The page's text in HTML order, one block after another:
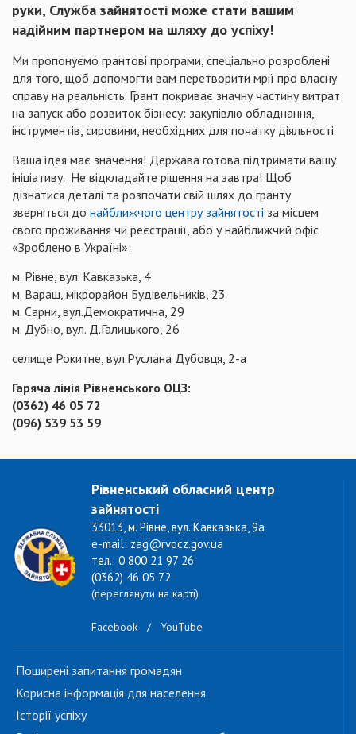
руки, Служба зайнятості може стати вашим
надійним партнером на шляху до успіху!
Ми пропонуємо грантові програми, спеціально розроблені
для того, щоб допомогти вам перетворити мрії про власну
справу на реальність. Грант покриває значну частину витрат
на запуск або розвиток бізнесу: закупівлю обладнання,
інструментів, сировини, необхідних для початку діяльності.
Ваша ідея має значення! Держава готова підтримати вашу
ініціативу. ​ Не відкладайте рішення на завтра! Щоб
дізнатися деталі та розпочати свій шлях до гранту
зверніться до найближчого центру зайнятості за місцем
свого проживання чи реєстрації, або у найближчий офіс
«Зроблено в Україні»:
м. Рівне, вул. Кавказька, 4
м. Вараш, мікрорайон Будівельників, 23
м. Сарни, вул.Демократична, 29
м. Дубно, вул. Д.Галицького, 26
селище Рокитне, вул.Руслана Дубовця, 2-а
Гаряча лінія Рівненського ОЦЗ:
(0362) 46 05 72
(096) 539 53 59
Рівненський обласний центр
зайнятості
33013, м. Рівне, вул. Кавказька, 9а
e-mail: zag@rvocz.gov.ua
тел.: 0 800 21 97 26
(0362) 46 05 72
(переглянути на карті)
Facebook / YouTube
Поширені запитання громадян
Корисна інформація для населення
Історії успіху